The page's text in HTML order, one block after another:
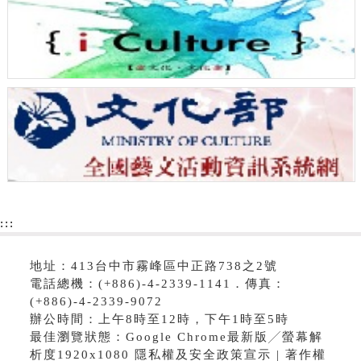
:::
地址：413台中市霧峰區中正路738之2號
電話總機：(+886)-4-2339-1141．傳真：
(+886)-4-2339-9072
辦公時間：上午8時至12時，下午1時至5時
最佳瀏覽狀態：Google Chrome最新版╱螢幕解
析度1920x1080 隱私權及安全政策宣示 | 著作權